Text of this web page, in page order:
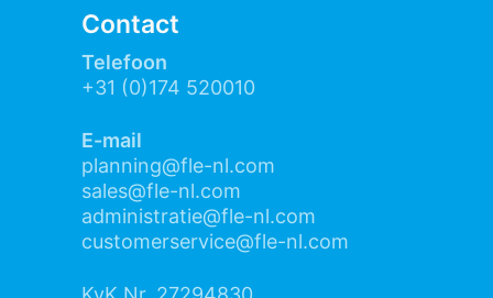
Contact
Telefoon
+31 (0)174 520010
E-mail
planning@fle-nl.com
sales@fle-nl.com
administratie@fle-nl.com
customerservice@fle-nl.com